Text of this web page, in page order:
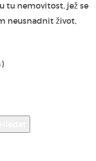
tu nemovitost, jež se
neusnadnit život,